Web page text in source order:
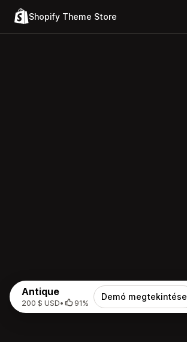
Shopify Theme Store
Antique
200 $ USD• 91%
Demó megtekintése